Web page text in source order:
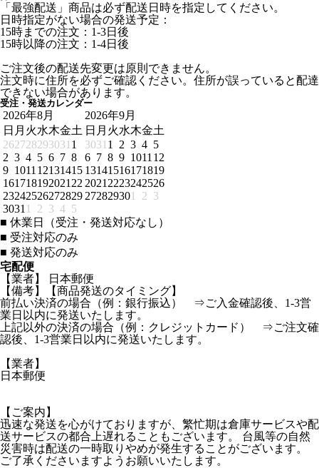
「最強配送」商品は必ず配送日時を指定してください。
日時指定がない場合の発送予定：
15時までの注文：1-3日後
15時以降の注文：1-4日後
ご注文後の配送先変更は原則できません。
注文時に住所を必ずご確認ください。住所が誤っていると配達
できない場合があります。
受注・発送カレンダー
2026年8月
日 月 火水木金土
262728293031 1
2 3 4 5 6 7 8
9 1011 12131415
161718192021 22
23242526272829
3031 1 2 3 4 5
2026年9月
日 月 火水木金土
3031 1 2 3 4 5
6 7 8 9 1011 12
13141516171819
2021 2223242526
272829301 2 3
■ 休業日（受注・発送対応なし）
■ 受注対応のみ
■ 発送対応のみ
宅配便
【業者】 日本郵便
【備考】【商品発送のタイミング】
前払い決済の場合（例：銀行振込） ⇒ご入金確認後、1-3営
業日以内に発送いたします。
上記以外の決済の場合（例：クレジットカード） ⇒ご注文確
認後、1-3営業日以内に発送いたします。
【業者】
日本郵便
【ご案内】
迅速な発送を心がけておりますが、繁忙期は倉庫サービスや配
送サービスの都合上遅れることもございます。 台風等の自然
災害時は配送の一時取りやめが発生することがございます。
ご了承くださいますようお願いいたします。